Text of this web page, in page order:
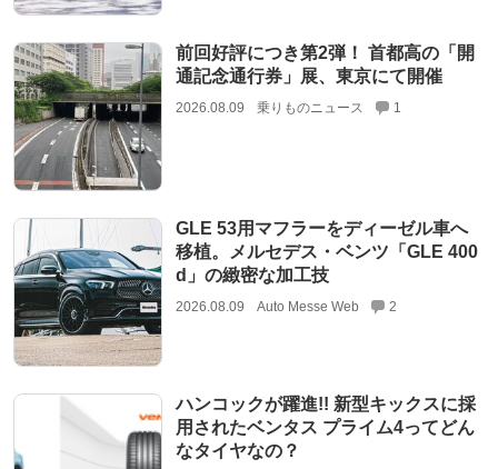
前回好評につき第2弾！ 首都高の「開
通記念通行券」展、東京にて開催
2026.08.09 乗りものニュース 1
GLE 53用マフラーをディーゼル車へ
移植。メルセデス・ベンツ「GLE 400
d」の緻密な加工技
2026.08.09 Auto Messe Web 2
ハンコックが躍進!! 新型キックスに採
用されたベンタス プライム4ってどん
なタイヤなの？